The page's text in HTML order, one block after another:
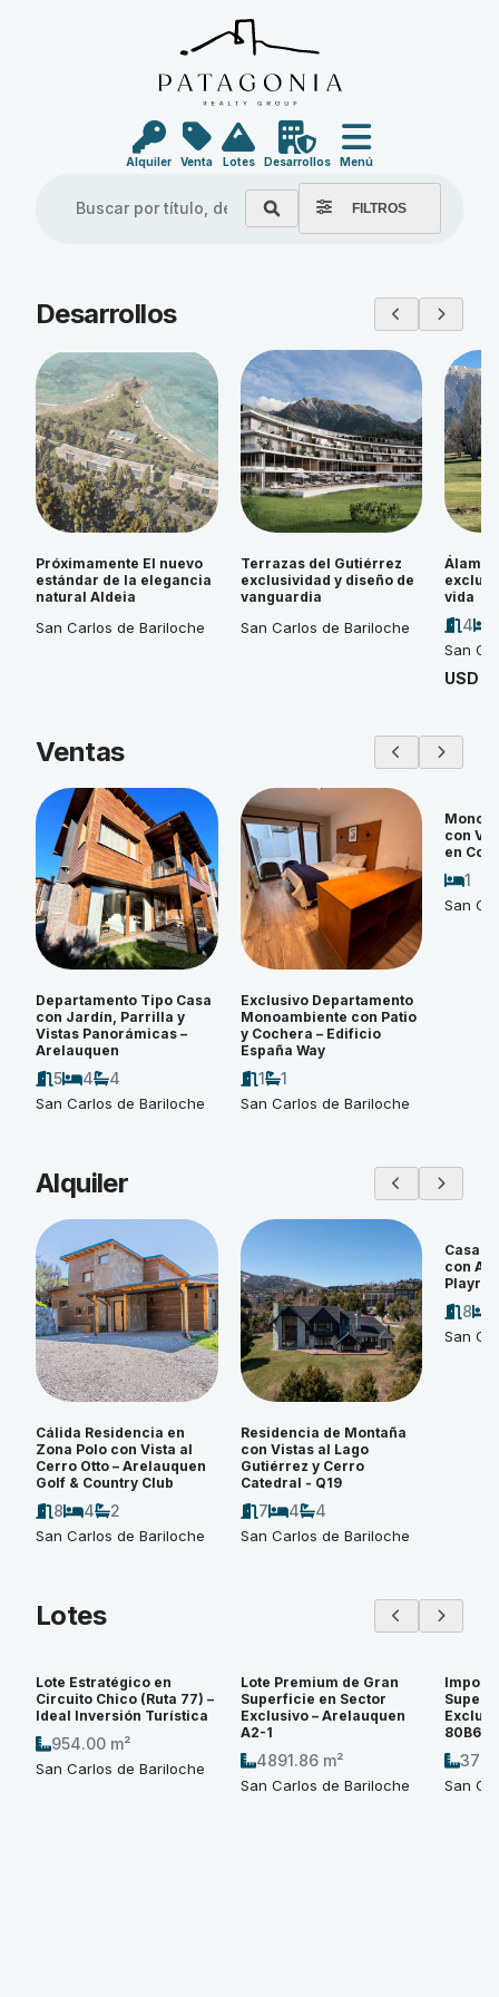
Alquiler Venta Lotes Desarrollos Menú
FILTROS
Explore our properties
Desarrollos
Próximamente El nuevo
estándar de la elegancia
natural Aldeia
San Carlos de Bariloche
Terrazas del Gutiérrez
exclusividad y diseño de
vanguardia
San Carlos de Bariloche
vida
4
San
USD
Ventas
Departamento Tipo Casa
con Jardín, Parrilla y
Vistas Panorámicas –
Arelauquen
5 4 4
San Carlos de Bariloche
Exclusivo Departamento
Monoambiente con Patio
y Cochera – Edificio
España Way
1 1
San Carlos de Bariloche
con
en
1
San
Alquiler
Cálida Residencia en
Zona Polo con Vista al
Cerro Otto – Arelauquen
Golf & Country Club
8 4 2
San Carlos de Bariloche
Residencia de Montaña
con Vistas al Lago
Gutiérrez y Cerro
Catedral - Q19
7 4 4
San Carlos de Bariloche
Casa
con
8
San
Lotes
Lote Estratégico en
Circuito Chico (Ruta 77) –
Ideal Inversión Turística
954.00 m²
San Carlos de Bariloche
Lote Premium de Gran
Superficie en Sector
Exclusivo – Arelauquen
A2-1
4891.86 m²
San Carlos de Bariloche
80B6
San